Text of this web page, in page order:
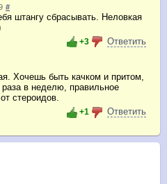
#
штангу сбрасывать. Неловкая
+3 Ответить
Хочешь быть качком и притом,
в неделю, правильное
стероидов.
+1 Ответить